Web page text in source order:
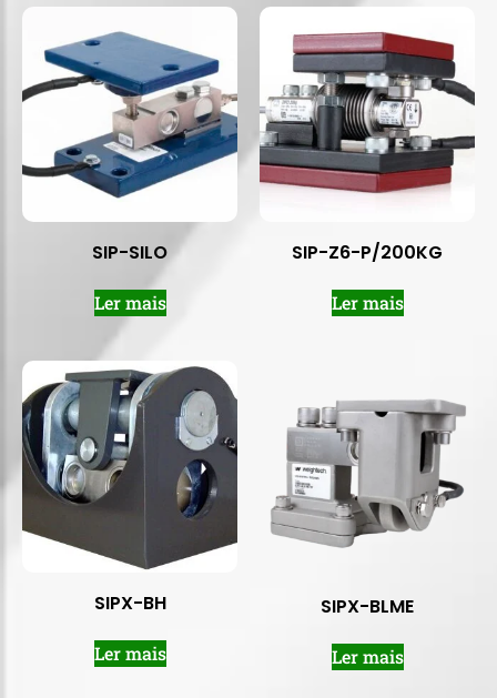
SIP-SILO
Ler mais
SIP-Z6-P/200KG
Ler mais
SIPX-BH
Ler mais
SIPX-BLME
Ler mais